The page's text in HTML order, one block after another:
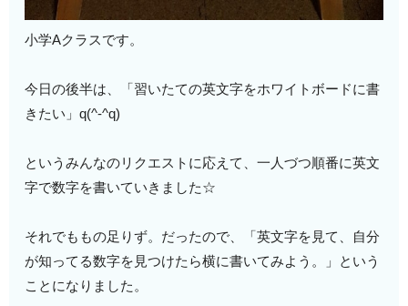
小学Aクラスです。
今日の後半は、「習いたての英文字をホワイトボードに書
きたい」q(^-^q)
というみんなのリクエストに応えて、一人づつ順番に英文
字で数字を書いていきました☆
それでももの足りず。だったので、「英文字を見て、自分
が知ってる数字を見つけたら横に書いてみよう。」という
ことになりました。